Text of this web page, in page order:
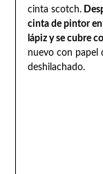
cinta scotch.
cinta de pintor en
lápiz y se cubre
nuevo con papel
deshilachado.